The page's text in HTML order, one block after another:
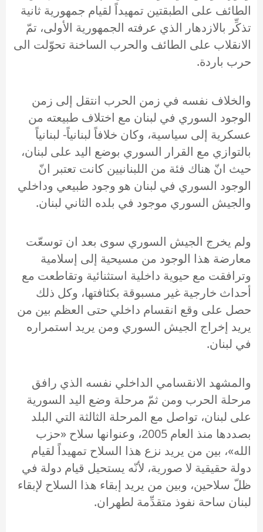
الطائف على الطبقتين تمهيداً لقيام جمهورية ثانية
تذكِّر بالازدهار الذي عرفته الجمهورية الأولى، تمّ
الانقلاب على الطائف والحرب الساخنة تحوّلت الى
حرب باردة.
والخلاف نفسه في زمن الحرب انتقل إلى زمن
الوجود السوري في لبنان مع اختلاف طبيعته من
عسكرية إلى سياسية، وكان خلافاً لبنانياً- لبنانياً
بالتوازي مع القرار السوري بوضع اليد على لبنان،
حيث انّ هناك فئة من اللبنانيين كانت تعتبر انّ
الوجود السوري في لبنان هو وجود طبيعي وداخلي
والجيش السوري موجود في بلده الثاني لبنان.
ولم يخرج الجيش السوري سوى بعد ان توسعّت
معارضة هذا الوجود من مسيحية إلى إسلامية
وترافقت مع حيوية داخلية استثنائية وتقاطعت مع
أحداث خارجية غير مسبوقة بكثافتها، وكل ذلك
حصل على وقع انقسام داخلي حتى العظم بين من
يريد إخراج الجيش السوري ومن يريد استمراره
في لبنان.
والمشهد الانقسامي الداخلي نفسه الذي رافق
مرحلة الحرب ومن ثمّ مرحلة وضع اليد السورية
على لبنان، تواصل مع المرحلة الثالثة التي البلد
بصددها منذ العام 2005، وعنوانها سلاح «حزب
الله»، بين من يريد نزع هذا السلاح تمهيداً لقيام
دولة حقيقية لا صورية، لأنّه يستحيل قيام دولة في
ظلّ سلاحين، وبين من يريد إبقاء هذا السلاح لإبقاء
لبنان ساحة نفوذ متقدِّمة لطهران.